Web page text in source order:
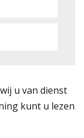
u van dienst
kunt u lezen